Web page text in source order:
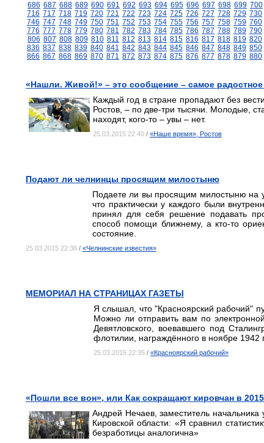
686 687 688 689 690 691 692 693 694 695 696 697 698 699 700
716 717 718 719 720 721 722 723 724 725 726 727 728 729 730
746 747 748 749 750 751 752 753 754 755 756 757 758 759 760
776 777 778 779 780 781 782 783 784 785 786 787 788 789 790
806 807 808 809 810 811 812 813 814 815 816 817 818 819 820
836 837 838 839 840 841 842 843 844 845 846 847 848 849 850
866 867 868 869 870 871 872 873 874 875 876 877 878 879 880
«Нашли. Живой!» – это сообщение – самое
Каждый год в стране пропадают без
Ростов, – по две-три тысячи. Молодые,
находят, кого-то – увы – нет.
25.03.2015 22:40 / «Наше время», Ростов
Подают ли челнинцы просящим милостыню
Подаете ли вы просящим милостыню на
что практически у каждого были
принял для себя решение подавать
способ помощи ближнему, а кто-то
состояние.
25.03.2015 22:36 / «Челнинские известия»
МЕМОРИАЛ НА СТРАНИЦАХ ГАЗЕТЫ
Я слышал, что "Красноярский рабочий"
Можно ли отправить вам по
Девятловского, воевавшего под
флотилии, награждённого в ноябре 1942
25.03.2015 22:35 / «Красноярский рабочий»
«Пошли все вон», или Как сокращают кировчан в
Андрей Нечаев, заместитель начальника
Кировской области: «Я сравнил
безработицы аналогична»